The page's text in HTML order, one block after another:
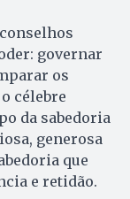
governar
os
célebre
da sabedoria
generosa
que
e retidão.